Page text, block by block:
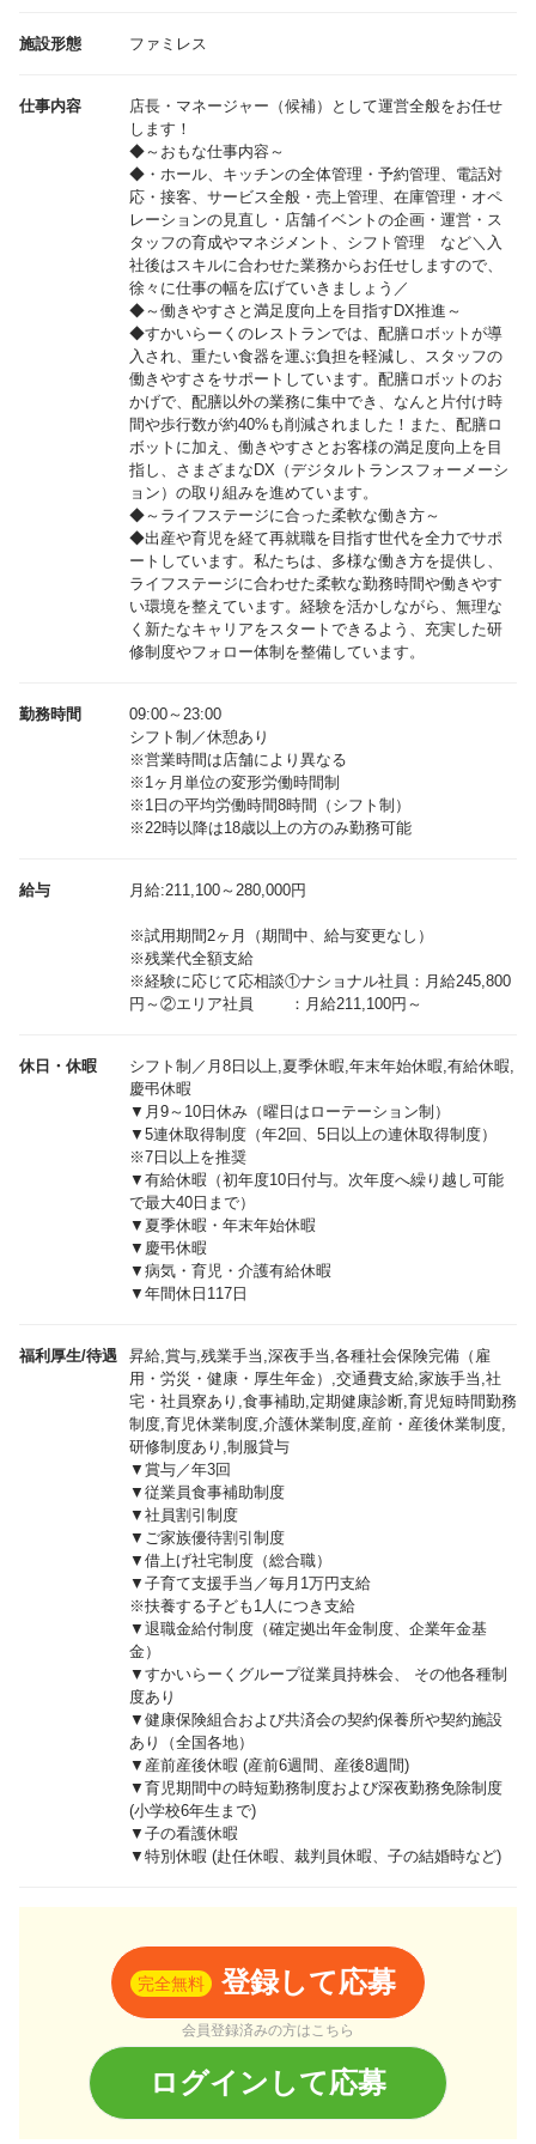
施設形態 ファミレス
仕事内容
店長・マネージャー（候補）として運営全般をお任せ
します！
◆～おもな仕事内容～
◆・ホール、キッチンの全体管理・予約管理、電話対
応・接客、サービス全般・売上管理、在庫管理・オペ
レーションの見直し・店舗イベントの企画・運営・ス
タッフの育成やマネジメント、シフト管理 など＼入
社後はスキルに合わせた業務からお任せしますので、
徐々に仕事の幅を広げていきましょう／
◆～働きやすさと満足度向上を目指すDX推進～
◆すかいらーくのレストランでは、配膳ロボットが導
入され、重たい食器を運ぶ負担を軽減し、スタッフの
働きやすさをサポートしています。配膳ロボットのお
かげで、配膳以外の業務に集中でき、なんと片付け時
間や歩行数が約40%も削減されました！また、配膳ロ
ボットに加え、働きやすさとお客様の満足度向上を目
指し、さまざまなDX（デジタルトランスフォーメーシ
ョン）の取り組みを進めています。
◆～ライフステージに合った柔軟な働き方～
◆出産や育児を経て再就職を目指す世代を全力でサポ
ートしています。私たちは、多様な働き方を提供し、
ライフステージに合わせた柔軟な勤務時間や働きやす
い環境を整えています。経験を活かしながら、無理な
く新たなキャリアをスタートできるよう、充実した研
修制度やフォロー体制を整備しています。
勤務時間
09:00～23:00
シフト制／休憩あり
※営業時間は店舗により異なる
※1ヶ月単位の変形労働時間制
※1日の平均労働時間8時間（シフト制）
※22時以降は18歳以上の方のみ勤務可能
給与 月給:211,100～280,000円
※試用期間2ヶ月（期間中、給与変更なし）
※残業代全額支給
※経験に応じて応相談①ナショナル社員：月給245,800
休日・休暇
シフト制／月8日以上,夏季休暇,年末年始休暇,有給休暇,
慶弔休暇
▼月9～10日休み（曜日はローテーション制）
▼5連休取得制度（年2回、5日以上の連休取得制度）
※7日以上を推奨
▼有給休暇（初年度10日付与。次年度へ繰り越し可能
で最大40日まで）
▼夏季休暇・年末年始休暇
▼慶弔休暇
▼病気・育児・介護有給休暇
▼年間休日117日
福利厚生/待遇
昇給,賞与,残業手当,深夜手当,各種社会保険完備（雇
用・労災・健康・厚生年金）,交通費支給,家族手当,社
宅・社員寮あり,食事補助,定期健康診断,育児短時間勤務
制度,育児休業制度,介護休業制度,産前・産後休業制度,
研修制度あり,制服貸与
▼賞与／年3回
▼従業員食事補助制度
▼社員割引制度
▼ご家族優待割引制度
▼借上げ社宅制度（総合職）
▼子育て支援手当／毎月1万円支給
※扶養する子ども1人につき支給
▼退職金給付制度（確定拠出年金制度、企業年金基
金）
▼すかいらーくグループ従業員持株会、 その他各種制
度あり
▼健康保険組合および共済会の契約保養所や契約施設
あり（全国各地）
▼産前産後休暇 (産前6週間、産後8週間)
▼育児期間中の時短勤務制度および深夜勤務免除制度
(小学校6年生まで)
▼子の看護休暇
▼特別休暇 (赴任休暇、裁判員休暇、子の結婚時など)
完全無料 登録して応募
会員登録済みの方はこちら
ログインして応募